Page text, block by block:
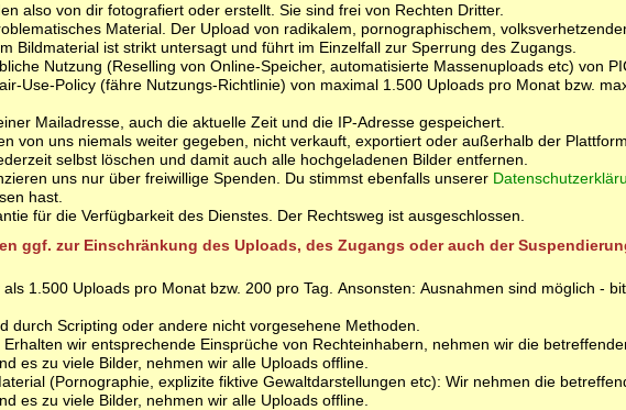
also von dir fotografiert oder erstellt. Sie sind frei von Rechten Dritter.
Material. Der Upload von radikalem, pornographischem,
Bildmaterial ist strikt untersagt und führt im Einzelfall zur Sperrung des Zugangs.
Nutzung (Reselling von Online-Speicher, automatisierte Massenuploads etc) von
Use-Policy (fähre Nutzungs-Richtlinie) von maximal 1.500 Uploads pro Monat bzw.
Mailadresse, auch die aktuelle Zeit und die IP-Adresse gespeichert.
von uns niemals weiter gegeben, nicht verkauft, exportiert oder außerhalb der
selbst löschen und damit auch alle hochgeladenen Bilder entfernen.
uns nur über freiwillige Spenden. Du stimmst ebenfalls unserer
hast.
für die Verfügbarkeit des Dienstes. Der Rechtsweg ist ausgeschlossen.
ggf. zur Einschränkung des Uploads, des Zugangs oder auch der
1.500 Uploads pro Monat bzw. 200 pro Tag. Ansonsten: Ausnahmen sind möglich -
durch Scripting oder andere nicht vorgesehene Methoden.
wir entsprechende Einsprüche von Rechteinhabern, nehmen wir die
es zu viele Bilder, nehmen wir alle Uploads offline.
(Pornographie, explizite fiktive Gewaltdarstellungen etc): Wir nehmen die
es zu viele Bilder, nehmen wir alle Uploads offline.